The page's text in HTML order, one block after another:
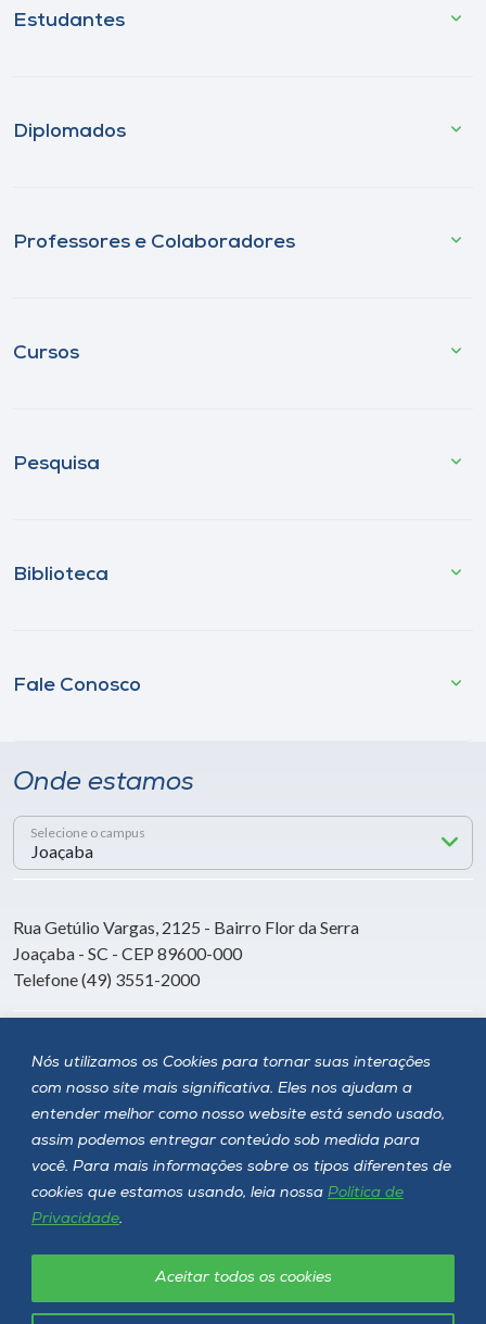
Nós utilizamos os Cookies para tornar suas interações
com nosso site mais significativa. Eles nos ajudam a
entender melhor como nosso website está sendo usado,
assim podemos entregar conteúdo sob medida para
você. Para mais informações sobre os tipos diferentes de
cookies que estamos usando, leia nossa Política de
Privacidade.
Aceitar todos os cookies
Estudantes
Diplomados
Professores e Colaboradores
Cursos
Pesquisa
Biblioteca
Fale Conosco
Onde estamos
Selecione o campus
Rua Getúlio Vargas, 2125 - Bairro Flor da Serra
Joaçaba - SC - CEP 89600-000
Telefone (49) 3551-2000
Siga a Unoesc
Política de privacidade LGPD